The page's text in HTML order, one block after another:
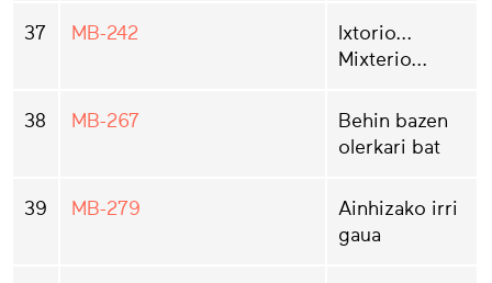
37 MB-242
Ixtorio...
Mixterio...
38 MB-267
Behin bazen
olerkari bat
39 MB-279
Ainhizako irri
gaua